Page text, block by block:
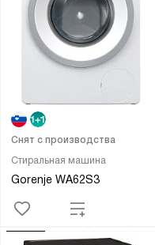
Стиральная машина
Gorenje WA62S3
Снят с производства